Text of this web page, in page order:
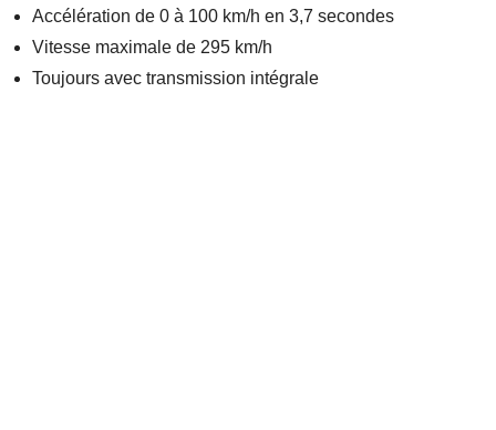
Accélération de 0 à 100 km/h en 3,7 secondes
Vitesse maximale de 295 km/h
Toujours avec transmission intégrale